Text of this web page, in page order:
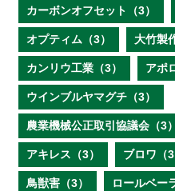
カーボンオフセット（3）
オプティム（3） 大竹製
カンリウ工業（3） アポ
ウインブルヤマグチ（3）
農業機械公正取引協議会（3）
アキレス（3） ブロワ（3
鳥獣害（3） ロールベー